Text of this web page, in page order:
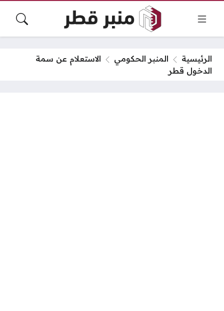
الرئيسية المنبر الحكومي
الاستعلام عن سمة
الدخول قطر